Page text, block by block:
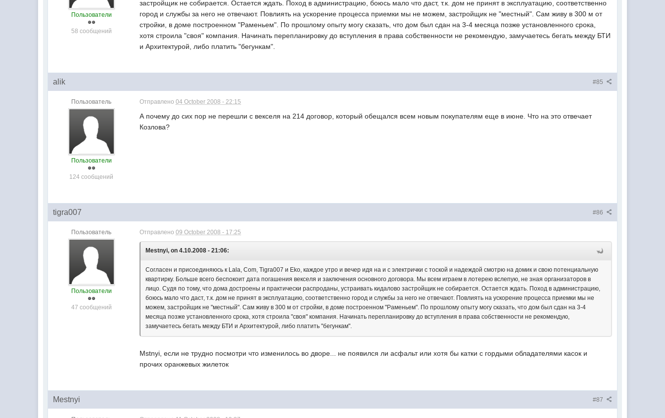
Пользователи
58 сообщений
застройщик не собирается. Остается ждать. Поход в администрацию, боюсь мало что даст, т.к. дом не принят в эксплуатацию, соответственно
город и службы за него не отвечают. Повлиять на ускорение процесса приемки мы не можем, застройщик не "местный". Сам живу в 300 м от
стройки, в доме построенном "Раменьем". По прошлому опыту могу сказать, что дом был сдан на 3-4 месяца позже установленного срока,
хотя строила "своя" компания. Начинать перепланировку до вступления в права собственности не рекомендую, замучаетесь бегать между БТИ
и Архитектурой, либо платить "бегункам".
#85
alik
Пользователь
Пользователи
124 сообщений
Отправлено04 October 2008 - 22:15
А почему до сих пор не перешли с векселя на 214 договор, который обещался всем новым покупателям еще в июне. Что на это отвечает
Козлова?
#86
tigra007
Пользователь
Пользователи
47 сообщений
Отправлено09 October 2008 - 17:25
Mestnyi, on 4.10.2008 - 21:06:
Согласен и присоединяюсь к Lala, Com, Tigra007 и Eko, каждое утро и вечер идя на и с электрички с тоской и надеждой смотрю на домик и свою потенциальную
квартирку. Больше всего беспокоит дата погашения векселя и заключения основного договора. Мы всем играем в лотерею вслепую, не зная организаторов в
лицо. Судя по тому, что дома достроены и практически распроданы, устраивать кидалово застройщик не собирается. Остается ждать. Поход в администрацию,
боюсь мало что даст, т.к. дом не принят в эксплуатацию, соответственно город и службы за него не отвечают. Повлиять на ускорение процесса приемки мы не
можем, застройщик не "местный". Сам живу в 300 м от стройки, в доме построенном "Раменьем". По прошлому опыту могу сказать, что дом был сдан на 3-4
месяца позже установленного срока, хотя строила "своя" компания. Начинать перепланировку до вступления в права собственности не рекомендую,
замучаетесь бегать между БТИ и Архитектурой, либо платить "бегункам".
Mstnyi, если не трудно посмотри что изменилось во дворе... не появился ли асфальт или хотя бы катки с гордыми обладателями касок и
прочих оранжевых жилеток
#87
Mestnyi